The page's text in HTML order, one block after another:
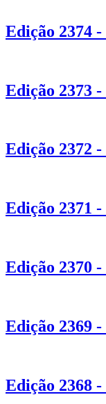
Edição 2374 -
Edição 2373 -
Edição 2372 -
Edição 2371 -
Edição 2370 -
Edição 2369 -
Edição 2368 -